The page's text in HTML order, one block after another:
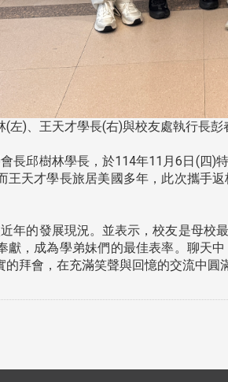
)、王天才學長(右)與校友處執行長彭
長邱樹林學長，於114年11月6日(四)
王天才學長旅居美國多年，此次攜手
年的發展現況。並表示，校友是母校
獻，成為學弟妹們的最佳表率。聊天
的拜會，在充滿笑聲與回憶的交流中